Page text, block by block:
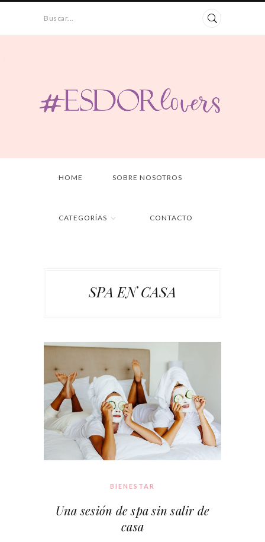
Buscar...
HOME SOBRE NOSOTROS
CATEGORÍAS CONTACTO
SPA EN CASA
BIENESTAR
Una sesión de spa sin salir de
casa